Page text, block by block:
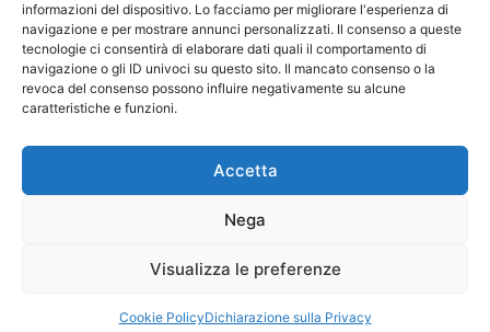
informazioni del dispositivo. Lo facciamo per migliorare l'esperienza di
navigazione e per mostrare annunci personalizzati. Il consenso a queste
tecnologie ci consentirà di elaborare dati quali il comportamento di
navigazione o gli ID univoci su questo sito. Il mancato consenso o la
revoca del consenso possono influire negativamente su alcune
caratteristiche e funzioni.
Accetta
Nega
Visualizza le preferenze
Cookie PolicyDichiarazione sulla Privacy
Recupero Dati NAS Western Digital a Milano
© 2026 Recupero Dati NAS Milano - P.IVA: 03054500990
Privacy policy|Cookie Policy
Questo è un sito Web privato non approvato o affiliato a nessuna delle società i
questo sito Web e sono di proprietà dei rispettivi proprietari. Le informazioni